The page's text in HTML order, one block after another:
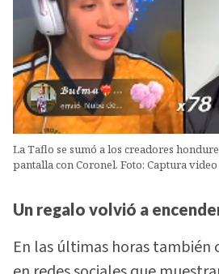
La Taflo se sumó a los creadores
pantalla con Coronel. Foto: Captura video
Un regalo volvió a
En las últimas horas también